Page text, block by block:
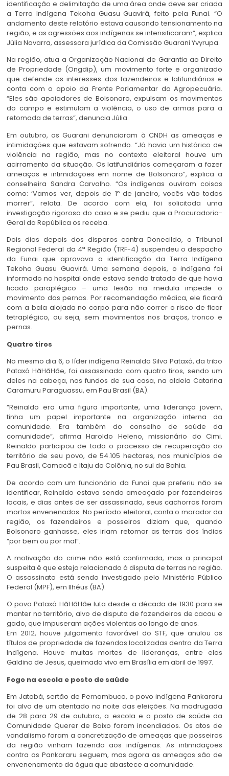
identificação e delimitação de uma área onde deve ser criada
a Terra Indígena Tekoha Guasu Guavirá, feito pela Funai. “O
andamento deste relatório estava causando tensionamento na
região, e as agressões aos indígenas se intensificaram”, explica
Júlia Navarra, assessora jurídica da Comissão Guarani Yvyrupa.
Na região, atua a Organização Nacional de Garantia ao Direito
de Propriedade (Ongdip), um movimento forte e organizado
que defende os interesses dos fazendeiros e latifundiários e
conta com o apoio da Frente Parlamentar da Agropecuária.
“Eles são apoiadores de Bolsonaro, expulsam os movimentos
do campo e estimulam a violência, o uso de armas para a
retomada de terras”, denuncia Júlia.
Em outubro, os Guarani denunciaram à CNDH as ameaças e
intimidações que estavam sofrendo. “Já havia um histórico de
violência na região, mas no contexto eleitoral houve um
acirramento da situação. Os latifundiários começaram a fazer
ameaças e intimidações em nome de Bolsonaro”, explica a
conselheira Sandra Carvalho. “Os indígenas ouviram coisas
como: ‘Vamos ver, depois de 1º de janeiro, vocês vão todos
morrer”, relata. De acordo com ela, foi solicitada uma
investigação rigorosa do caso e se pediu que a Procuradoria-
Geral da República os receba.
Dois dias depois dos disparos contra Donecildo, o Tribunal
Regional Federal da 4ª Região (TRF-4) suspendeu o despacho
da Funai que aprovava a identificação da Terra Indígena
Tekoha Guasu Guavirá. Uma semana depois, o indígena foi
informado no hospital onde estava sendo tratado de que havia
ficado paraplégico – uma lesão na medula impede o
movimento das pernas. Por recomendação médica, ele ficará
com a bala alojada no corpo para não correr o risco de ficar
tetraplégico, ou seja, sem movimentos nos braços, tronco e
pernas.
Quatro tiros
No mesmo dia 6, o líder indígena Reinaldo Silva Pataxó, da tribo
Pataxó HãHãHãe, foi assassinado com quatro tiros, sendo um
deles na cabeça, nos fundos de sua casa, na aldeia Catarina
Caramuru Paraguassu, em Pau Brasil (BA).
“Reinaldo era uma figura importante, uma liderança jovem,
tinha um papel importante na organização interna da
comunidade. Era também do conselho de saúde da
comunidade”, afirma Haroldo Heleno, missionário do Cimi.
Reinaldo participou de todo o processo de recuperação do
território de seu povo, de 54.105 hectares, nos municípios de
Pau Brasil, Camacã e Itaju do Colônia, no sul da Bahia.
De acordo com um funcionário da Funai que preferiu não se
identificar, Reinaldo estava sendo ameaçado por fazendeiros
locais, e dias antes de ser assassinado, seus cachorros foram
mortos envenenados. No período eleitoral, conta o morador da
região, os fazendeiros e posseiros diziam que, quando
Bolsonaro ganhasse, eles iriam retomar as terras dos índios
“por bem ou por mal”.
A motivação do crime não está confirmada, mas a principal
suspeita é que esteja relacionado à disputa de terras na região.
O assassinato está sendo investigado pelo Ministério Público
Federal (MPF), em Ilhéus (BA).
O povo Pataxó HãHãHãe luta desde a década de 1930 para se
manter no território, alvo de disputa de fazendeiros de cacau e
gado, que impuseram ações violentas ao longo de anos.
Em 2012, houve julgamento favorável do STF, que anulou os
títulos de propriedade de fazendas localizadas dentro da Terra
Indígena. Houve muitas mortes de lideranças, entre elas
Galdino de Jesus, queimado vivo em Brasília em abril de 1997.
Fogo na escola e posto de saúde
Em Jatobá, sertão de Pernambuco, o povo indígena Pankararu
foi alvo de um atentado na noite das eleições. Na madrugada
de 28 para 29 de outubro, a escola e o posto de saúde da
Comunidade Querer de Baixo foram incendiados. Os atos de
vandalismo foram a concretização de ameaças que posseiros
da região vinham fazendo aos indígenas. As intimidações
contra os Pankararu seguem, mas agora as ameaças são de
envenenamento da água que abastece a comunidade.